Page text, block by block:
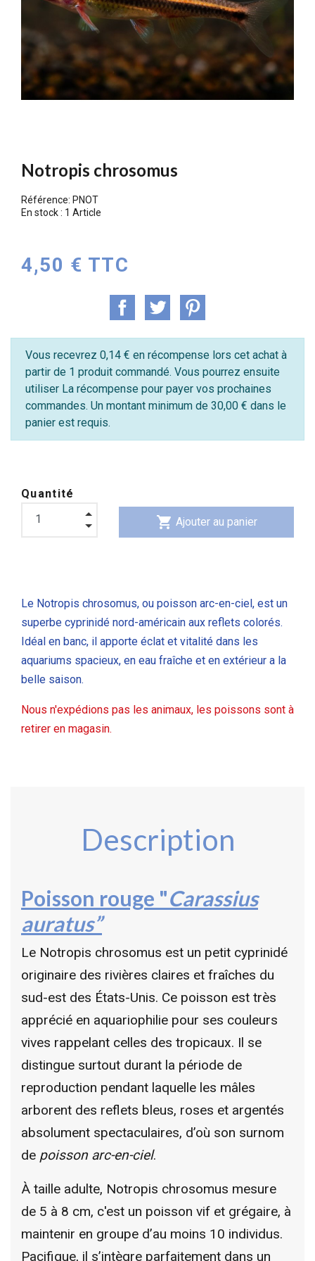
Notropis chrosomus
Référence: PNOT
En stock : 1 Article
4,50 € TTC
Vous recevrez 0,14 € en récompense lors cet achat à
partir de 1 produit commandé. Vous pourrez ensuite
utiliser La récompense pour payer vos prochaines
commandes. Un montant minimum de 30,00 € dans le
panier est requis.
Quantité
shopping_cart Ajouter au panier
Le Notropis chrosomus, ou poisson arc-en-ciel, est un
superbe cyprinidé nord-américain aux reflets colorés.
Idéal en banc, il apporte éclat et vitalité dans les
aquariums spacieux, en eau fraîche et en extérieur a la
belle saison.
Nous n'expédions pas les animaux, les poissons sont à
retirer en magasin.
Description
Poisson rouge "Carassius
auratus”
Le Notropis chrosomus est un petit cyprinidé
originaire des rivières claires et fraîches du
sud-est des États-Unis. Ce poisson est très
apprécié en aquariophilie pour ses couleurs
vives rappelant celles des tropicaux. Il se
distingue surtout durant la période de
reproduction pendant laquelle les mâles
arborent des reflets bleus, roses et argentés
absolument spectaculaires, d’où son surnom
de poisson arc-en-ciel.
À taille adulte, Notropis chrosomus mesure
de 5 à 8 cm, c'est un poisson vif et grégaire, à
maintenir en groupe d’au moins 10 individus.
Pacifique, il s’intègre parfaitement dans un